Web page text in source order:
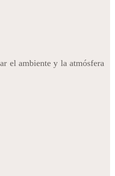
el ambiente y la atmósfera